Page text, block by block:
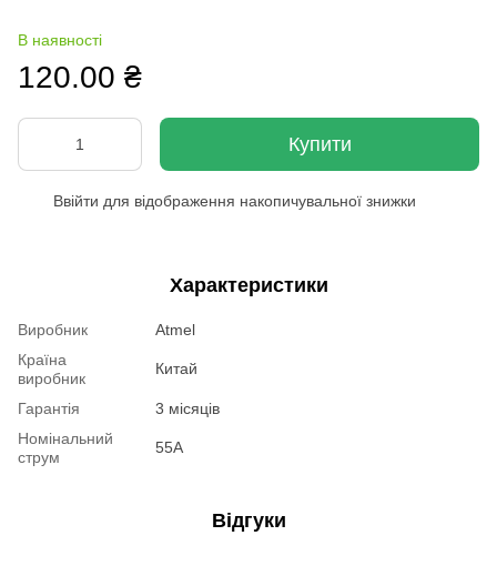
В наявності
120.00 ₴
Купити
Ввійти для відображення накопичувальної знижки
Характеристики
Виробник
Atmel
Країна
виробник
Китай
Гарантія
3 місяців
Номінальний
струм
55A
Відгуки